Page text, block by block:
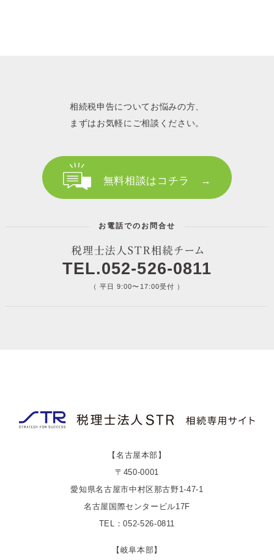
相続税申告についてお悩みの方、
まずはお気軽にご相談ください。
無料相談はコチラ →
お電話でのお問合せ
TEL.052-526-0811
（ 平日 9:00〜17:00受付 ）
【名古屋本部】
〒450-0001
愛知県名古屋市中村区那古野1-47-1
名古屋国際センタービル17F
TEL：052-526-0811
【岐阜本部】